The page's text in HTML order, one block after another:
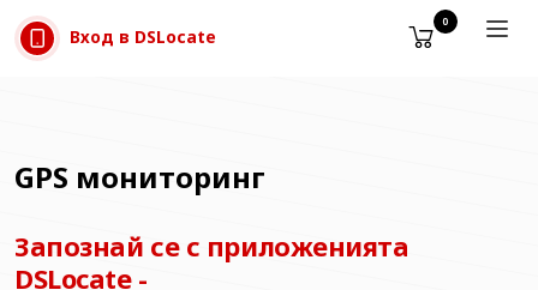
Прескачане към съдържанието
Вход в DSLocate
0
GPS мониторинг
Запознай се с приложенията
DSLocate -